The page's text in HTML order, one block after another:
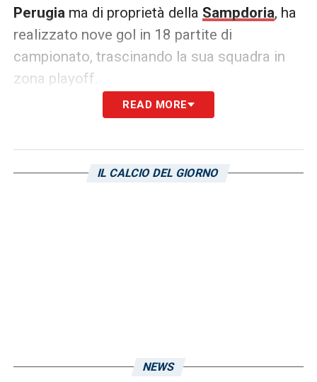
Perugia ma di proprietà della Sampdoria, ha
realizzato nove gol in 18 partite di
campionato, trascinando la sua squadra in
zona playoff.
Secondo le ultime indiscrezioni di mercato,
alla Sampdoria in vista della prossima
READ MORE
IL CALCIO DEL GIORNO
NEWS